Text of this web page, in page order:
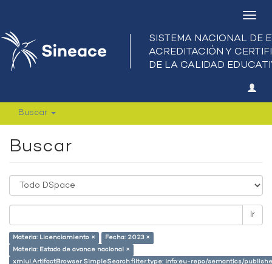
Buscar
Buscar
Ir
Materia: Licenciamiento ×
Fecha: 2023 ×
Materia: Estado de avance nacional ×
xmlui.ArtifactBrowser.SimpleSearch.filter.type: info:eu-repo/semantics/